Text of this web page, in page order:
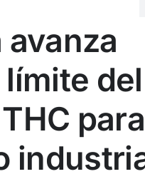
avanza
del
para